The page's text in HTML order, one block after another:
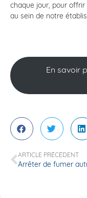
chaque jour, pour
au sein de notre
En savoir
ARTICLE PRÉCÉDENT